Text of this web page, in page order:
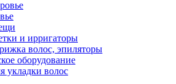
и ирригаторы
волос, эпиляторы
оборудование
укладки волос